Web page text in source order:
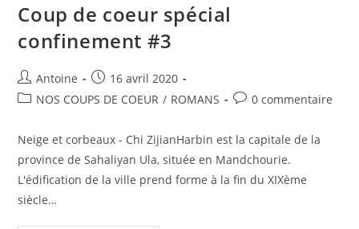
Coup de coeur spécial
confinement #3
Antoine
16 avril 2020
NOS COUPS DE COEUR / ROMANS 0 commentaire
Neige et corbeaux - Chi ZijianHarbin est la capitale de la
province de Sahaliyan Ula, située en Mandchourie.
L'édification de la ville prend forme à la fin du XIXème
siècle…